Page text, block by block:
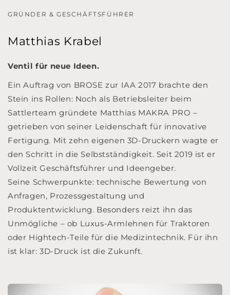
GRÜNDER & GESCHÄFTSFÜHRER
Matthias Krabel
Ventil für neue Ideen.
Ein Auftrag von BROSE zur IAA 2017 brachte den
Stein ins Rollen: Noch als Betriebsleiter beim
Sattlerteam gründete Matthias MAKRA PRO –
getrieben von seiner Leidenschaft für innovative
Fertigung. Mit zehn eigenen 3D-Druckern wagte er
den Schritt in die Selbstständigkeit. Seit 2019 ist er
Vollzeit Geschäftsführer und Ideengeber.
Seine Schwerpunkte: technische Bewertung von
Anfragen, Prozessgestaltung und
Produktentwicklung. Besonders reizt ihn das
Unmögliche – ob Luxus-Armlehnen für Traktoren
oder Hightech-Teile für die Medizintechnik. Für ihn
ist klar: 3D-Druck ist die Zukunft.